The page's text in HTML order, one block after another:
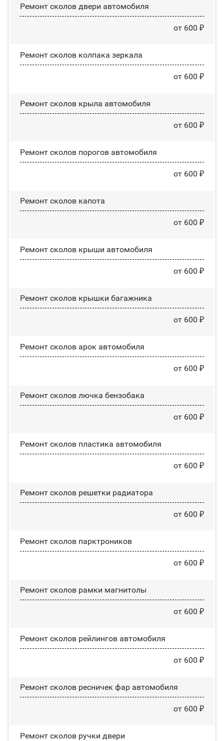
Ремонт сколов двери автомобиля
от 600 ₽
Ремонт сколов колпака зеркала
от 600 ₽
Ремонт сколов крыла автомобиля
от 600 ₽
Ремонт сколов порогов автомобиля
от 600 ₽
Ремонт сколов капота
от 600 ₽
Ремонт сколов крыши автомобиля
от 600 ₽
Ремонт сколов крышки багажника
от 600 ₽
Ремонт сколов арок автомобиля
от 600 ₽
Ремонт сколов лючка бензобака
от 600 ₽
Ремонт сколов пластика автомобиля
от 600 ₽
Ремонт сколов решетки радиатора
от 600 ₽
Ремонт сколов парктроников
от 600 ₽
Ремонт сколов рамки магнитолы
от 600 ₽
Ремонт сколов рейлингов автомобиля
от 600 ₽
Ремонт сколов ресничек фар автомобиля
от 600 ₽
Ремонт сколов ручки двери